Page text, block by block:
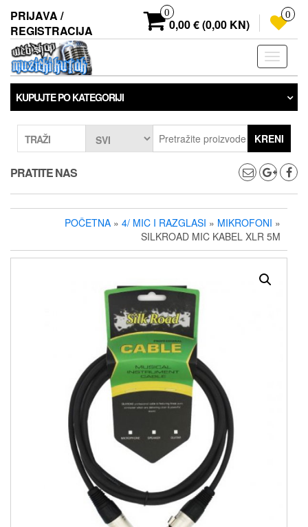
sadržaj
PRIJAVA /
REGISTRACIJA
0
0,00 € (0,00 KN)
0
KUPUJTE PO KATEGORIJI
TRAŽI KRENI
PRATITE NAS
POČETNA » 4/ MIC I RAZGLASI » MIKROFONI »
SILKROAD MIC KABEL XLR 5M